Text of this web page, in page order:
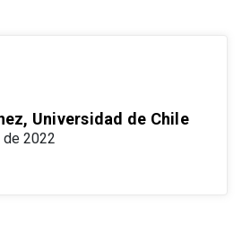
Universidad de Chile
2022